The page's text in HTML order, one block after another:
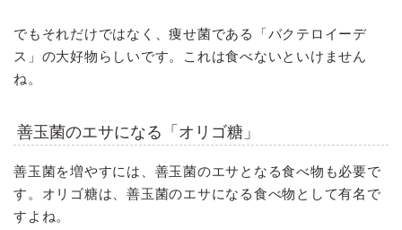
でもそれだけではなく、痩せ菌である「バクテロイーデ
ス」の大好物らしいです。これは食べないといけません
ね。
善玉菌のエサになる「オリゴ糖」
善玉菌を増やすには、善玉菌のエサとなる食べ物も必要で
す。オリゴ糖は、善玉菌のエサになる食べ物として有名で
すよね。